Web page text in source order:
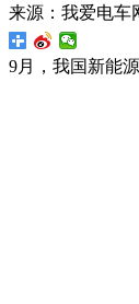
来源： 我爱电车
9月，我国新能